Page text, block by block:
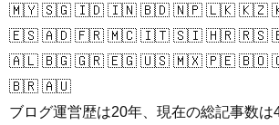
🇲🇾 🇸🇬 🇮🇩 🇮🇳 🇧🇩 🇳🇵 🇱🇰 🇰🇿
🇪🇸 🇦🇩 🇫🇷 🇲🇨 🇮🇹 🇸🇮 🇭🇷 🇷🇸
🇦🇱 🇧🇬 🇬🇷 🇪🇬 🇺🇸 🇲🇽 🇵🇪 🇧🇴
🇧🇷 🇦🇺
ブログ運営歴は20年、現在の総記事数